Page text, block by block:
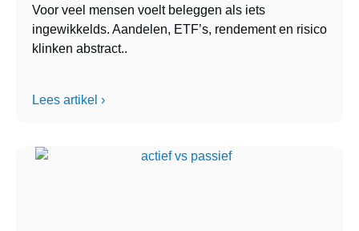
Voor veel mensen voelt beleggen als iets
ingewikkelds. Aandelen, ETF’s, rendement en risico
klinken abstract..
Lees artikel ›